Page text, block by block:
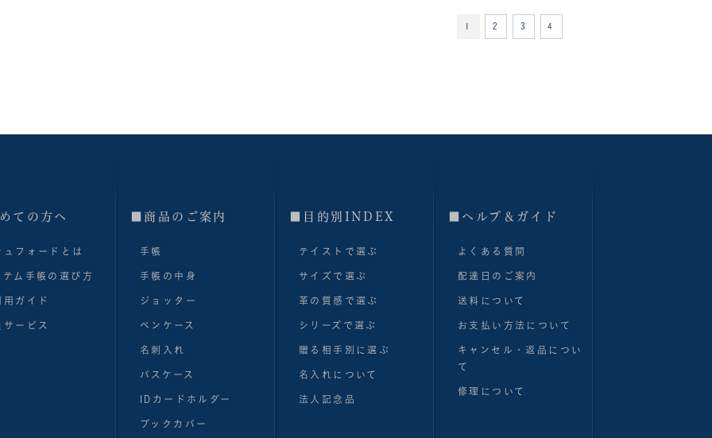
2 3 4
ての方へ
ュフォードとは
テム手帳の選び方
用ガイド
サービス
■商品のご案内
手帳
手帳の中身
ジョッター
ペンケース
名刺入れ
パスケース
IDカードホルダー
ブックカバー
■目的別INDEX
テイストで選ぶ
サイズで選ぶ
革の質感で選ぶ
シリーズで選ぶ
贈る相手別に選ぶ
名入れについて
法人記念品
■へルプ＆ガイド
よくある質問
配達日のご案内
送料について
お支払い方法について
キャンセル・返品につい
て
修理について